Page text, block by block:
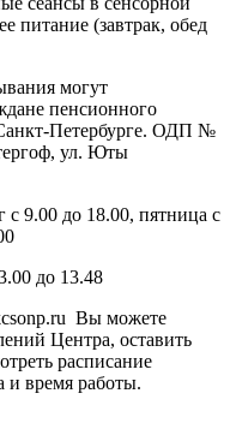
питание (завтрак, обед
могут
пенсионного
Петербурге. ОДП №
ул. Юты
9.00 до 18.00, пятница с
до 13.48
Вы можете
Центра, оставить
расписание
и время работы.